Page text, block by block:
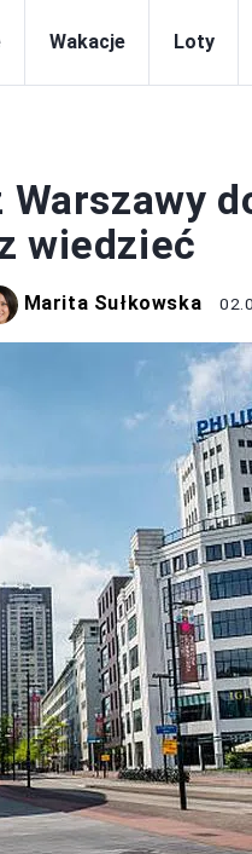
Wakacje Loty
wiedzieć
Marita Sułkowska